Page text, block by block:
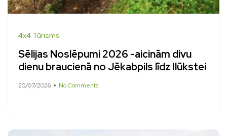
4x4 Tūrisms
Sēlijas Noslēpumi 2026 -aicinām divu
dienu braucienā no Jēkabpils līdz Ilūkstei
20/07/2026 No Comments